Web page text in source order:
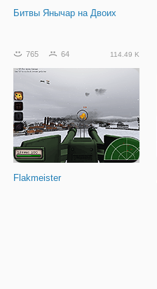
Битвы Янычар на Двоих
765 64 114.49 K
Flakmeister